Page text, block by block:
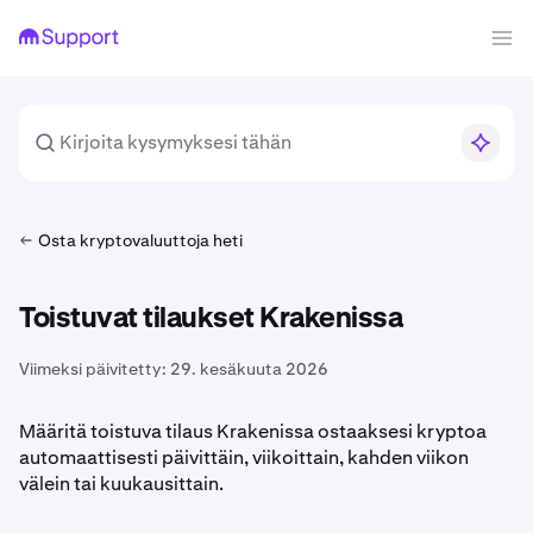
Osta kryptovaluuttoja heti
Toistuvat tilaukset Krakenissa
Viimeksi päivitetty: 29. kesäkuuta 2026
Määritä toistuva tilaus Krakenissa ostaaksesi kryptoa
automaattisesti päivittäin, viikoittain, kahden viikon
välein tai kuukausittain.